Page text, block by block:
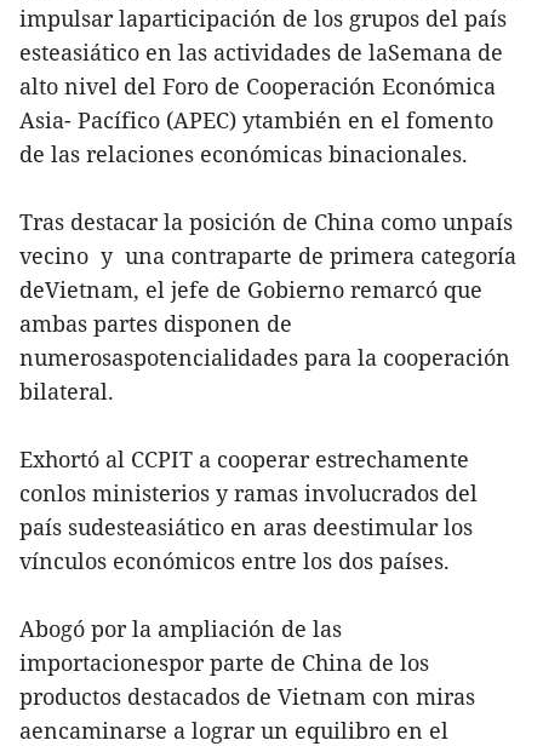
impulsar laparticipación de los grupos del país
esteasiático en las actividades de laSemana de
alto nivel del Foro de Cooperación Económica
Asia- Pacífico (APEC) ytambién en el fomento
de las relaciones económicas binacionales.
Tras destacar la posición de China como unpaís
vecino y una contraparte de primera categoría
deVietnam, el jefe de Gobierno remarcó que
ambas partes disponen de
numerosaspotencialidades para la cooperación
bilateral.
Exhortó al CCPIT a cooperar estrechamente
conlos ministerios y ramas involucrados del
país sudesteasiático en aras deestimular los
vínculos económicos entre los dos países.
Abogó por la ampliación de las
importacionespor parte de China de los
productos destacados de Vietnam con miras
aencaminarse a lograr un equilibro en el